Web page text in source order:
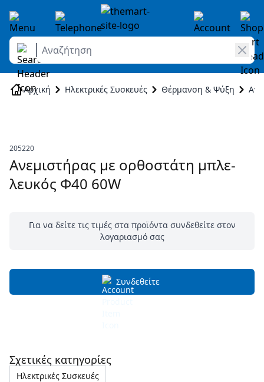
Skip to Content
Αναζήτηση
Αρχική Ηλεκτρικές Συσκευές Θέρμανση & Ψύξη
205220
Ανεμιστήρας με ορθοστάτη μπλε-
λευκός Φ40 60W
Για να δείτε τις τιμές στα προϊόντα συνδεθείτε στον
λογαριασμό σας
Συνδεθείτε
Σχετικές κατηγορίες
Ηλεκτρικές Συσκευές